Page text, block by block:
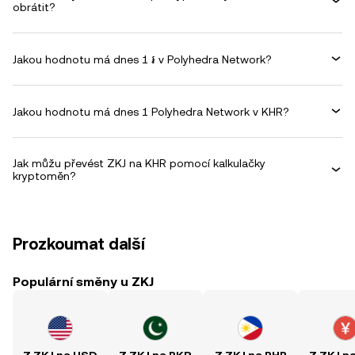
obrátit?
Jakou hodnotu má dnes 1 ៛ v Polyhedra Network?
Jakou hodnotu má dnes 1 Polyhedra Network v KHR?
Jak můžu převést ZKJ na KHR pomocí kalkulačky
kryptoměn?
Prozkoumat další
Populární směny u ZKJ